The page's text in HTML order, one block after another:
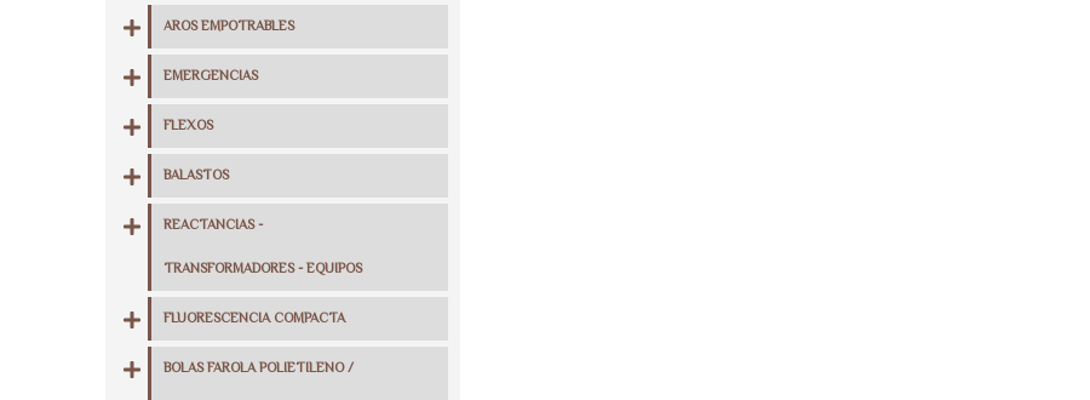
AROS EMPOTRABLES
EMERGENCIAS
FLEXOS
BALASTOS
REACTANCIAS -
TRANSFORMADORES - EQUIPOS
FLUORESCENCIA COMPACTA
BOLAS FAROLA POLIETILENO /